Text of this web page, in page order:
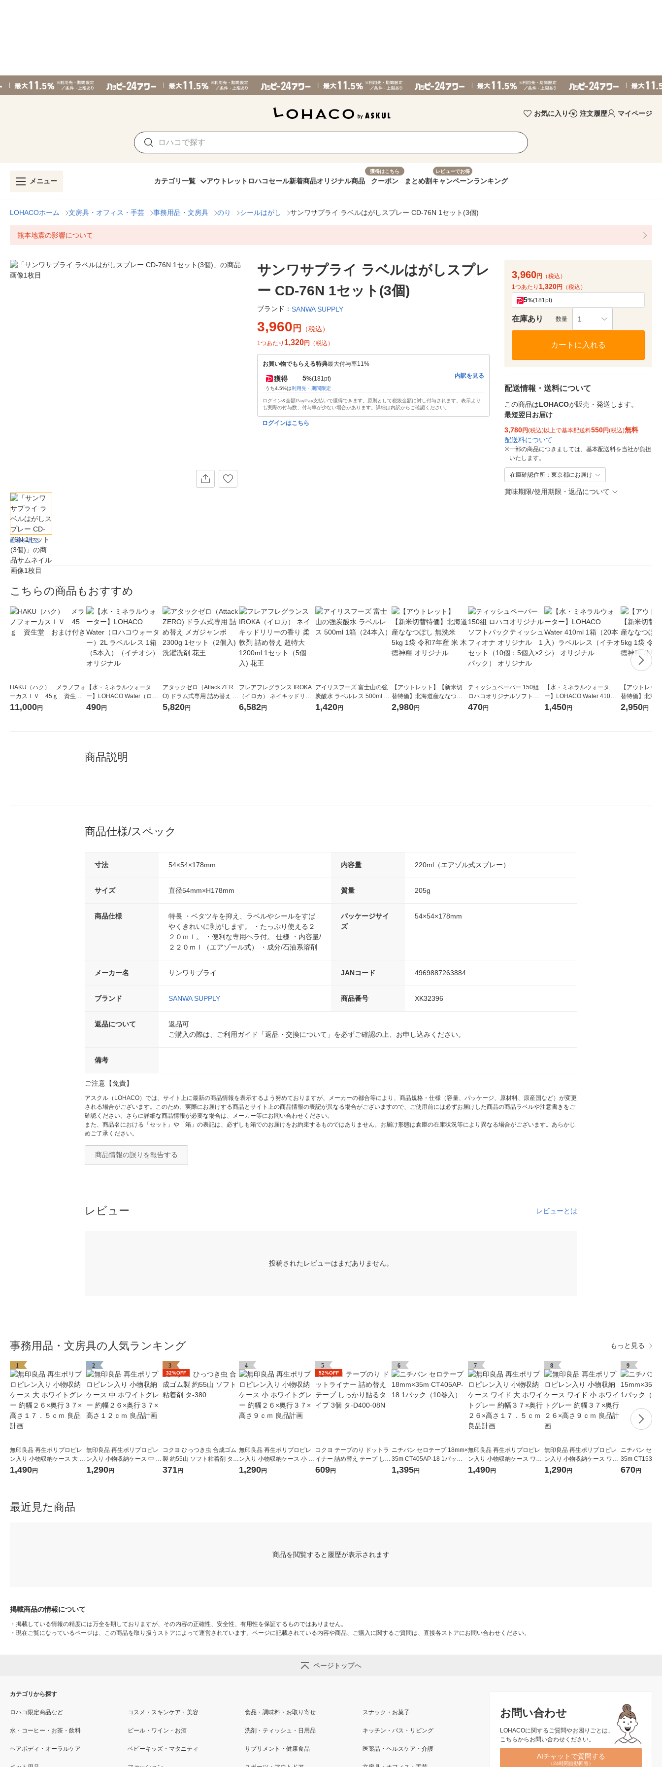
お気に入り 注文履歴 マイページ
メニュー カテゴリ一覧 アウトレット ロハコセール新着商品オリジナル商品
獲得はこちら
クーポン まとめ割
レビューでお得
キャンペーンランキング
LOHACOホーム 文房具・オフィス・手芸 事務用品・文房具 のり シールはがし サンワサプライ ラベルはがしスプレー CD-76N 1セット(3個)
熊本地震の影響について
画像を見る
サンワサプライ ラベルはがしスプレ
ー CD-76N 1セット(3個)
ブランド： SANWA SUPPLY
3,960 円 （税込）
1つあたり 1,320円 （税込）
お買い物でもらえる特典最大付与率11%
獲得 5%(181pt)
うち4.5%は利用先・期間限定
内訳を見る
ログイン&全額PayPay支払いで獲得できます。原則として税抜金額に対し付与されます。表示より
も実際の付与数、付与率が少ない場合があります。詳細は内訳からご確認ください。
ログインはこちら
3,960円
（税込）
1つあたり 1,320円 （税込）
5%(181pt)
在庫あり 数量 1
カートに入れる
配送情報・送料について
この商品はLOHACOが販売・発送します。
最短翌日お届け
3,780円(税込)以上で基本配送料550円(税込)無料
配送料について
※一部の商品につきましては、基本配送料を当社が負担
いたします。
在庫確認住所：東京都にお届け
賞味期限/使用期限・返品について
こちらの商品もおすすめ
HAKU（ハク） メラノフォ
ーカスＩＶ 45ｇ 資生
堂 おまけ付き
11,000円
【水・ミネラルウォータ
ー】LOHACO Water（ロハ
コウォーター）2L ラベルレ
490円
アタックゼロ（Attack ZER
O) ドラム式専用 詰め替え メ
ガジャンボ 2300g 1セット
5,820円
フレアフレグランス IROKA
（イロカ） ネイキッドリリ
ーの香り 柔軟剤 詰め替え 超
6,582円
アイリスフーズ 富士山の強
炭酸水 ラベルレス 500ml 1
箱（24本入）
1,420円
【アウトレット】【新米切
替特価】北海道産ななつぼ
し 無洗米 5kg 1袋 令和7年産
2,980円
ティッシュペーパー 150組
ロハコオリジナルソフトパ
ックティッシュ フィオナ オ
470円
【水・ミネラルウォータ
ー】LOHACO Water 410ml
1箱（20本入）ラベルレス
1,450円
【アウトレッ
替特価】北海
し 精白米 5kg
2,950円
商品説明
商品仕様/スペック
寸法 54×54×178mm 内容量 220ml（エアゾル式スプレー）
サイズ 直径54mm×H178mm 質量 205g
商品仕様
特長 ・ベタツキを抑え、ラベルやシールをすば
やくきれいに剥がします。 ・たっぷり使える２
２０ｍｌ。 ・便利な専用ヘラ付。 仕様 ・内容量/
２２０ｍｌ（エアゾール式） ・成分/石油系溶剤
パッケージサイ
ズ
54×54×178mm
メーカー名 サンワサプライ JANコード 4969887263884
ブランド SANWA SUPPLY 商品番号 XK32396
返品について
返品可
ご購入の際は、ご利用ガイド「返品・交換について」を必ずご確認の上、お申し込みください。
備考
ご注意【免責】
アスクル（LOHACO）では、サイト上に最新の商品情報を表示するよう努めておりますが、メーカーの都合等により、商品規格・仕様（容量、パッケージ、原材料、原産国など）が変更
される場合がございます。このため、実際にお届けする商品とサイト上の商品情報の表記が異なる場合がございますので、ご使用前には必ずお届けした商品の商品ラベルや注意書きをご
確認ください。さらに詳細な商品情報が必要な場合は、メーカー等にお問い合わせください。
また、商品名における「セット」や「箱」の表記は、必ずしも箱でのお届けをお約束するものではありません。お届け形態は倉庫の在庫状況等により異なる場合がございます。あらかじ
めご了承ください。
商品情報の誤りを報告する
レビュー レビューとは
投稿されたレビューはまだありません。
事務用品・文房具の人気ランキング もっと見る
1
無印良品 再生ポリプロピレ
ン入り 小物収納ケース 大 ホ
ワイトグレー 約幅２６×奥行
1,490円
2
無印良品 再生ポリプロピレ
ン入り 小物収納ケース 中 ホ
ワイトグレー 約幅２６×奥行
1,290円
3
32%OFF
コクヨ ひっつき虫 合成ゴム
製 約55山 ソフト粘着剤 タ-3
80
371円
4
無印良品 再生ポリプロピレ
ン入り 小物収納ケース 小 ホ
ワイトグレー 約幅２６×奥行
1,290円
5
52%OFF
コクヨ テープのり ドットラ
イナー 詰め替え テープ しっ
かり貼るタイプ 3個 タ-D400
609円
6
ニチバン セロテープ 18mm×
35m CT405AP-18 1パック
（10巻入）
1,395円
7
無印良品 再生ポリプロピレ
ン入り 小物収納ケース ワイ
ド 大 ホワイトグレー 約幅３
1,490円
8
無印良品 再生ポリプロピレ
ン入り 小物収納ケース ワイ
ド 小 ホワイトグレー 約幅３
1,290円
9
ニチバン セロ
35m CT1535-
巻入）
670円
最近見た商品
商品を閲覧すると履歴が表示されます
掲載商品の情報について
・ 掲載している情報の精度には万全を期しておりますが、その内容の正確性、安全性、有用性を保証するものではありません。
・ 現在ご覧になっているページは、この商品を取り扱うストアによって運営されています。ページに記載されている内容や商品、ご購入に関するご質問は、直接各ストアにお問い合わせください。
ページトップへ
お問い合わせ
LOHACOに関するご質問やお困りごとは、
こちらからお問い合わせください。
AIチャットで質問する
（24時間自動回答）
カテゴリから探す
ロハコ限定商品など コスメ・スキンケア・美容 食品・調味料・お取り寄せ スナック・お菓子
水・コーヒー・お茶・飲料 ビール・ワイン・お酒 洗剤・ティッシュ・日用品 キッチン・バス・リビング
ヘアボディ・オーラルケア ベビーキッズ・マタニティ サプリメント・健康食品 医薬品・ヘルスケア・介護